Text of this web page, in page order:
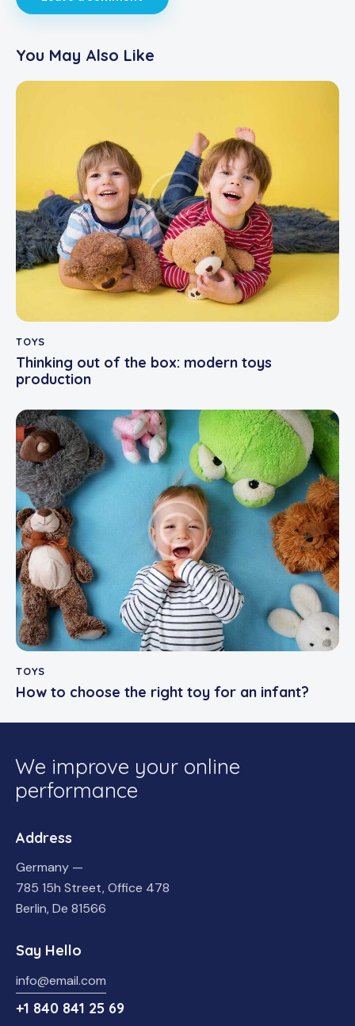
You May Also Like
TOYS
Thinking out of the box: modern toys
production
TOYS
How to choose the right toy for an infant?
We improve your online
performance
Address
Germany —
785 15h Street, Office 478
Berlin, De 81566
Say Hello
info@email.com
+1 840 841 25 69